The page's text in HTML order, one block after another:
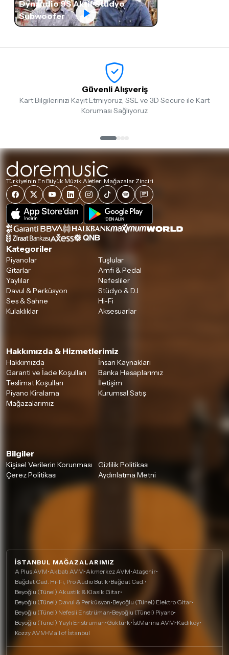
Dynaudio 9S Aktif Stüdyo
Subwoofer
Güvenli Alışveriş
Kart Bilgilerinizi Kayıt Etmiyoruz, SSL ve 3D Secure ile Kart
Koruması Sağlıyoruz
Türkiye'nin En Büyük Müzik Aletleri Mağazalar Zinciri
Kategoriler
Piyanolar
Tuşlular
Gitarlar
Amfi & Pedal
Yaylılar
Nefesliler
Davul & Perküsyon
Stüdyo & DJ
Ses & Sahne
Hi-Fi
Kulaklıklar
Aksesuarlar
Hakkımızda & Hizmetlerimiz
Hakkımızda
İnsan Kaynakları
Garanti ve İade Koşulları
Banka Hesaplarımız
Teslimat Koşulları
İletişim
Piyano Kiralama
Kurumsal Satış
Mağazalarımız
Bilgiler
Kişisel Verilerin Korunması
Gizlilik Politikası
Çerez Politikası
Aydınlatma Metni
İSTANBUL MAĞAZALARIMIZ
A Plus AVM•Akbatı AVM•Akmerkez AVM•Ataşehir•
Bağdat Cad. Hi-Fi, Pro Audio Butik•Bağdat Cad.•
Beyoğlu (Tünel) Akustik & Klasik Gitar•
Beyoğlu (Tünel) Davul & Perküsyon•Beyoğlu (Tünel) Elektro Gitar•
Beyoğlu (Tünel) Nefesli Enstrüman•Beyoğlu (Tünel) Piyano•
Beyoğlu (Tünel) Yaylı Enstrüman•Göktürk•İstMarina AVM•Kadıköy•
Kozzy AVM•Mall of İstanbul